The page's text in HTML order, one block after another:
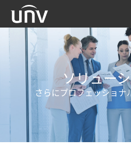
ソリュー
さらにプロフェッショナ